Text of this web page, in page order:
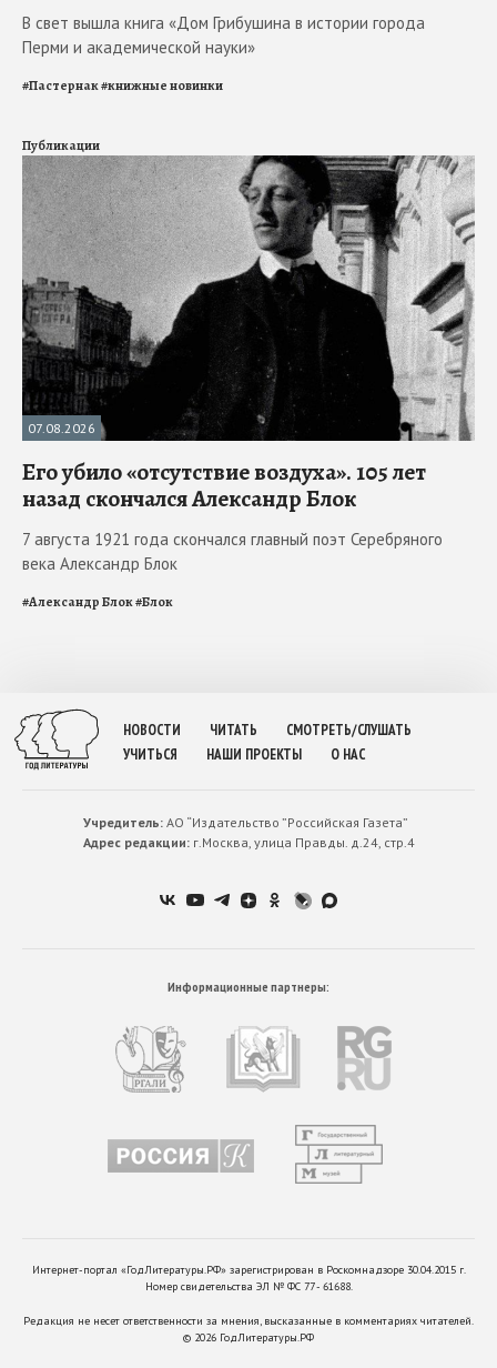
В свет вышла книга «Дом Грибушина в истории города
Перми и академической науки»
#Пастернак#книжные новинки
Публикации
07.08.2026
Его убило «отсутствие воздуха». 105 лет
назад скончался Александр Блок
7 августа 1921 года скончался главный поэт Серебряного
века Александр Блок
#Александр Блок#Блок
НОВОСТИ ЧИТАТЬ
СМОТРЕТЬ/СЛУШАТЬ
УЧИТЬСЯ
НАШИ ПРОЕКТЫ О НАС
Учредитель:АО “Издательство ”Российская Газета”
Адрес редакции:г.Москва, улица Правды. д.24, стр.4
Информационные партнеры:
Интернет-портал «ГодЛитературы.РФ» зарегистрирован в Роскомнадзоре 30.04.2015 г.
Номер свидетельства ЭЛ № ФС 77 - 61688.
Редакция не несет ответственности за мнения, высказанные в комментариях читателей.
© 2026 ГодЛитературы.РФ